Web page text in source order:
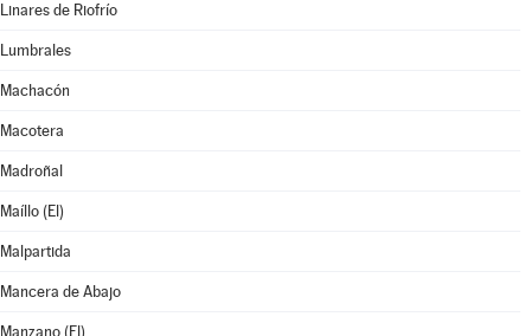
Linares de Riofrío
Lumbrales
Machacón
Macotera
Madroñal
Maíllo (El)
Malpartida
Mancera de Abajo
Manzano (El)